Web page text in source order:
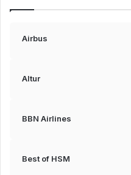
Airbus
Altur
BBN Airlines
Best of HSM